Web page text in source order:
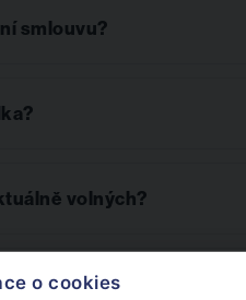
smlouvu?
volných?
prázdniny?
o cookies